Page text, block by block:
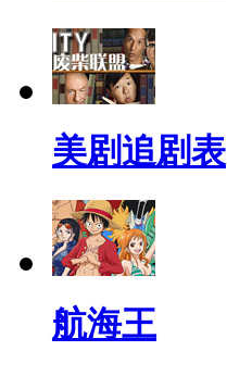
美剧追剧表
航海王